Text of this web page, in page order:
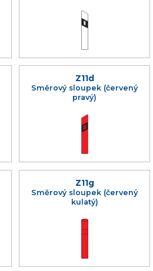
Z11d
Směrový sloupek (červený
pravý)
Z11g
Směrový sloupek (červený
kulatý)